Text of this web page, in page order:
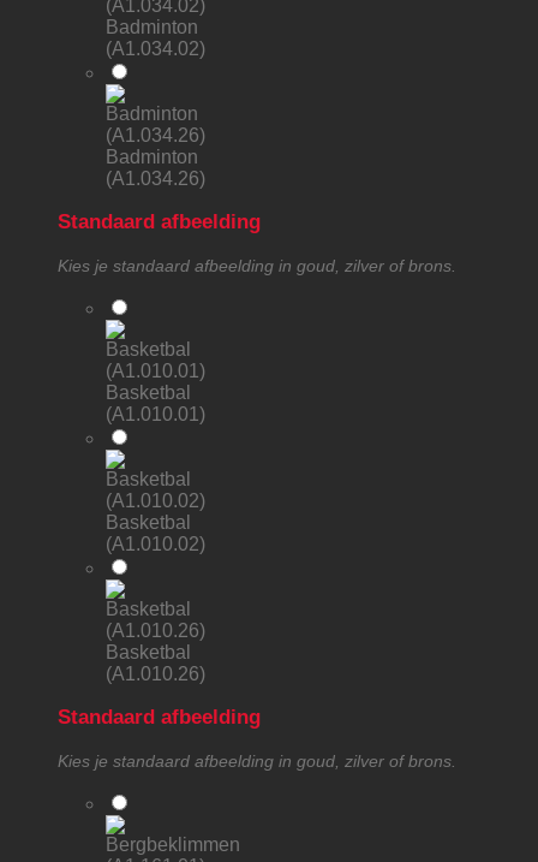
Badminton
(A1.034.02)
Badminton
(A1.034.26)
Standaard afbeelding
Kies je standaard afbeelding in goud, zilver of brons.
Basketbal
(A1.010.01)
Basketbal
(A1.010.02)
Basketbal
(A1.010.26)
Standaard afbeelding
Kies je standaard afbeelding in goud, zilver of brons.